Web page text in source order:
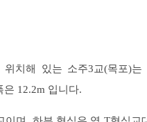
위치해 있는 소주3교(목포)는
은 12.2m 입니다.